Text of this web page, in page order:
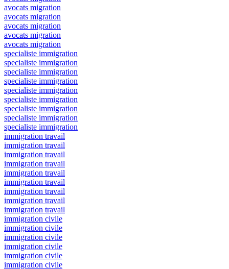
avocats migration
avocats migration
avocats migration
avocats migration
avocats migration
specialiste immigration
specialiste immigration
specialiste immigration
specialiste immigration
specialiste immigration
specialiste immigration
specialiste immigration
specialiste immigration
specialiste immigration
immigration travail
immigration travail
immigration travail
immigration travail
immigration travail
immigration travail
immigration travail
immigration travail
immigration travail
immigration civile
immigration civile
immigration civile
immigration civile
immigration civile
immigration civile